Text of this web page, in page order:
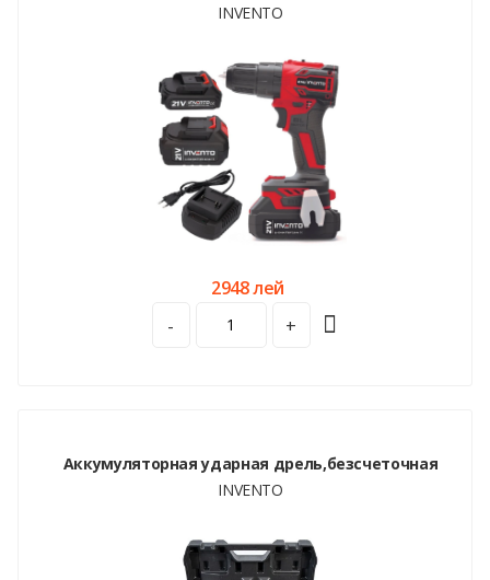
INVENTO
2948 лей
-
+
Аккумуляторная ударная дрель,безсчеточная
INVENTO